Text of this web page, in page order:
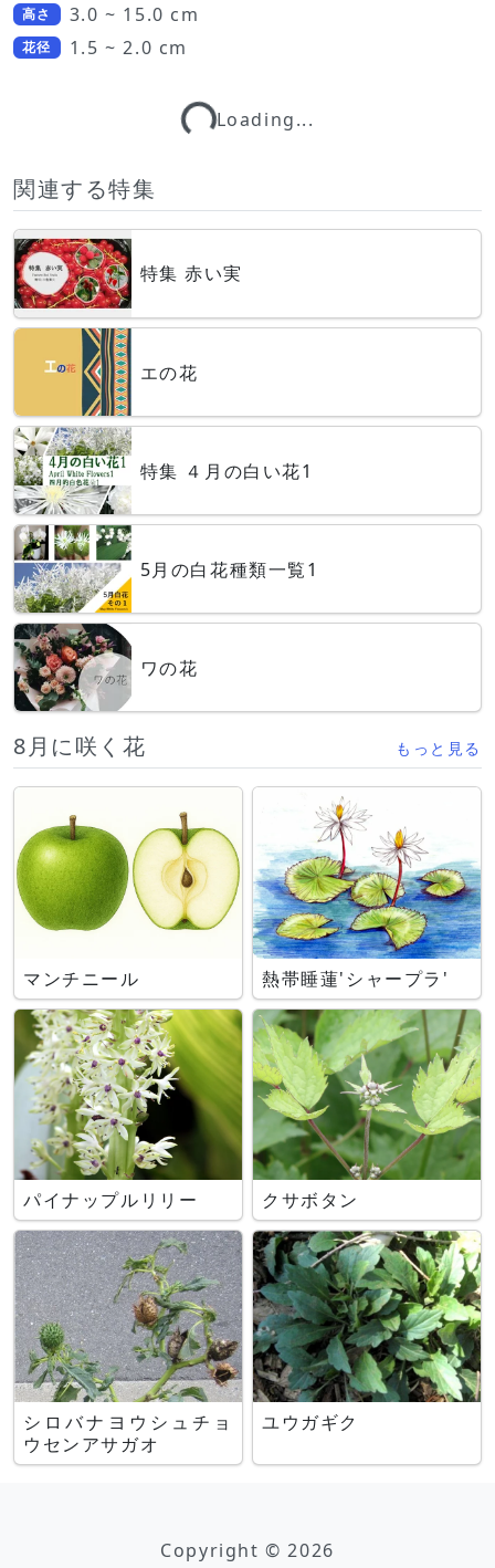
高さ 3.0 ~ 15.0 cm
花径 1.5 ~ 2.0 cm
Loading...
Loading...
関連する特集
特集 赤い実
エの花
特集 ４月の白い花1
5月の白花種類一覧1
ワの花
8月に咲く花 もっと見る
マンチニール 熱帯睡蓮'シャープラ'
パイナップルリリー クサボタン
シロバナヨウシュチョ
ウセンアサガオ
ユウガギク
Copyright © 2026